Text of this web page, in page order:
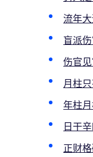
流年
盲派
伤官
月柱
年柱
日干
正财